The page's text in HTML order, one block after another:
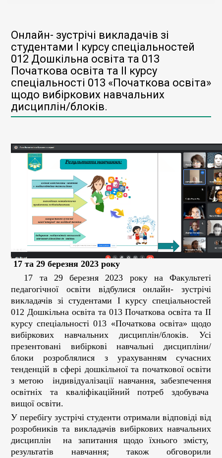
Онлайн- зустрічі викладачів зі
студентами І курсу спеціальностей
012 Дошкільна освіта та 013
Початкова освіта та ІІ курсу
спеціальності 013 «Початкова освіта»
щодо вибіркових навчальних
дисциплін/блоків.
17 та 29 березня 2023 року
17 та 29 березня 2023 року на Факультеті
педагогічної освіти відбулися онлайн- зустрічі
викладачів зі студентами І курсу спеціальностей
012 Дошкільна освіта та 013 Початкова освіта та ІІ
курсу спеціальності 013 «Початкова освіта» щодо
вибіркових навчальних дисциплін/блоків. Усі
презентовані вибіркові навчальні дисципліни/
блоки розроблялися з урахуванням сучасних
тенденцій в сфері дошкільної та початкової освіти
з метою індивідуалізації навчання, забезпечення
освітніх та кваліфікаційний потреб здобувача
вищої освіти.
У перебігу зустрічі студенти отримали відповіді від
розробників та викладачів вибіркових навчальних
дисциплін на запитання щодо їхнього змісту,
результатів навчання; також обговорили